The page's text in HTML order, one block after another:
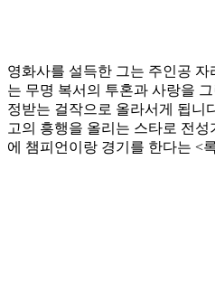
영화사를 설득한 그는 주인공
는 무명 복서의 투혼과 사랑을
정받는 걸작으로 올라서게 됩니
고의 흥행을 올리는 스타로 전
에 챔피언이랑 경기를 한다는 <